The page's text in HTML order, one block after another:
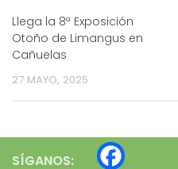
Llega la 8ª Exposición
Otoño de Limangus en
Cañuelas
27 MAYO, 2025
SÍGANOS: